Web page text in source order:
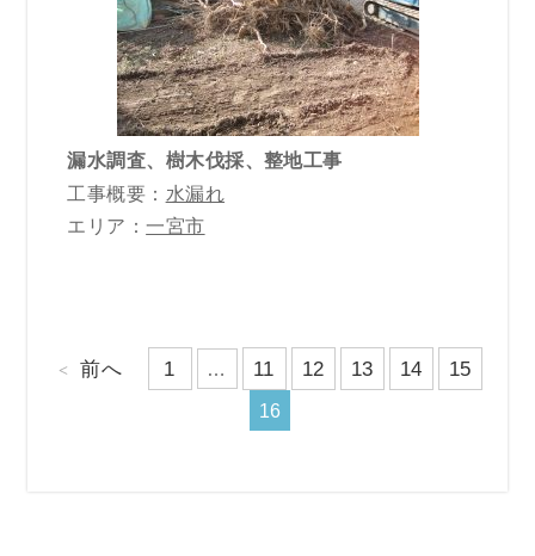
漏水調査、樹木伐採、整地工事
工事概要： 水漏れ
エリア：一宮市
前へ 1 11 12 13 14 15
16